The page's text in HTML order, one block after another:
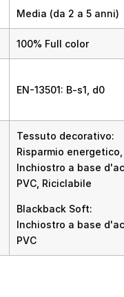
Media (da 2 a 5 anni)
100% Full color
EN-13501: B-s1, d0
Tessuto decorativo:
Risparmio energetico,
Inchiostro a base
PVC, Riciclabile
Blackback Soft:
Inchiostro a base
PVC